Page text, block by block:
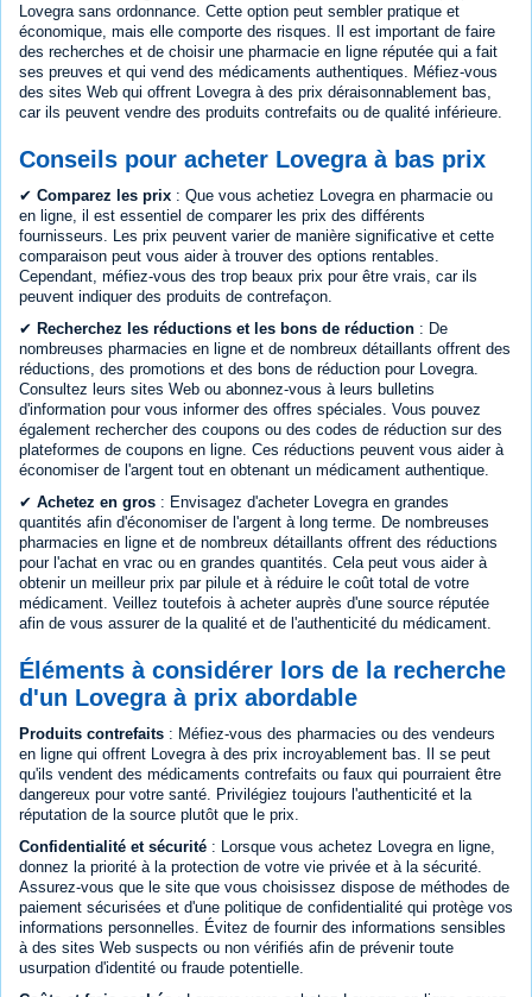
Lovegra sans ordonnance. Cette option peut sembler pratique et
économique, mais elle comporte des risques. Il est important de faire
des recherches et de choisir une pharmacie en ligne réputée qui a fait
ses preuves et qui vend des médicaments authentiques. Méfiez-vous
des sites Web qui offrent Lovegra à des prix déraisonnablement bas,
car ils peuvent vendre des produits contrefaits ou de qualité inférieure.
Conseils pour acheter Lovegra à bas prix
✔ Comparez les prix : Que vous achetiez Lovegra en pharmacie ou
en ligne, il est essentiel de comparer les prix des différents
fournisseurs. Les prix peuvent varier de manière significative et cette
comparaison peut vous aider à trouver des options rentables.
Cependant, méfiez-vous des trop beaux prix pour être vrais, car ils
peuvent indiquer des produits de contrefaçon.
✔ Recherchez les réductions et les bons de réduction : De
nombreuses pharmacies en ligne et de nombreux détaillants offrent des
réductions, des promotions et des bons de réduction pour Lovegra.
Consultez leurs sites Web ou abonnez-vous à leurs bulletins
d'information pour vous informer des offres spéciales. Vous pouvez
également rechercher des coupons ou des codes de réduction sur des
plateformes de coupons en ligne. Ces réductions peuvent vous aider à
économiser de l'argent tout en obtenant un médicament authentique.
✔ Achetez en gros : Envisagez d'acheter Lovegra en grandes
quantités afin d'économiser de l'argent à long terme. De nombreuses
pharmacies en ligne et de nombreux détaillants offrent des réductions
pour l'achat en vrac ou en grandes quantités. Cela peut vous aider à
obtenir un meilleur prix par pilule et à réduire le coût total de votre
médicament. Veillez toutefois à acheter auprès d'une source réputée
afin de vous assurer de la qualité et de l'authenticité du médicament.
Éléments à considérer lors de la recherche
d'un Lovegra à prix abordable
Produits contrefaits : Méfiez-vous des pharmacies ou des vendeurs
en ligne qui offrent Lovegra à des prix incroyablement bas. Il se peut
qu'ils vendent des médicaments contrefaits ou faux qui pourraient être
dangereux pour votre santé. Privilégiez toujours l'authenticité et la
réputation de la source plutôt que le prix.
Confidentialité et sécurité : Lorsque vous achetez Lovegra en ligne,
donnez la priorité à la protection de votre vie privée et à la sécurité.
Assurez-vous que le site que vous choisissez dispose de méthodes de
paiement sécurisées et d'une politique de confidentialité qui protège vos
informations personnelles. Évitez de fournir des informations sensibles
à des sites Web suspects ou non vérifiés afin de prévenir toute
usurpation d'identité ou fraude potentielle.